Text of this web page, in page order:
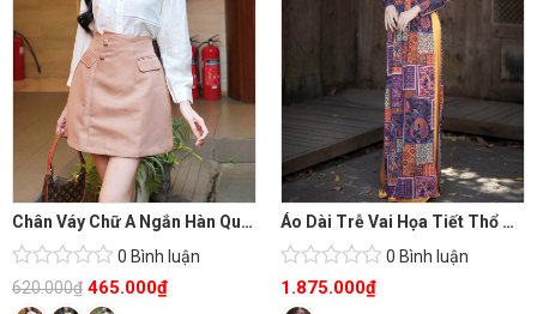
Chân Váy Chữ A Ngắn Hàn Quốc
0 Bình luận
620.000₫ 465.000₫
Áo Dài Trễ Vai Họa Tiết Thổ Cẩm Vintage
0 Bình luận
1.875.000₫